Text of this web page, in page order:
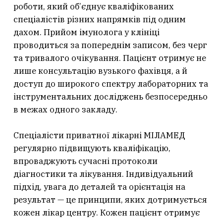
роботи, який об’єднує кваліфікованих
спеціалістів різних напрямків під одним
дахом. Прийом імунолога у клініці
проводиться за попереднім записом, без черг
та тривалого очікування. Пацієнт отримує не
лише консультацію вузького фахівця, а й
доступ до широкого спектру лабораторних та
інструментальних досліджень безпосередньо
в межах одного закладу.
Спеціалісти приватної лікарні МІЛАМЕД
регулярно підвищують кваліфікацію,
впроваджують сучасні протоколи
діагностики та лікування. Індивідуальний
підхід, увага до деталей та орієнтація на
результат — це принципи, яких дотримується
кожен лікар центру. Кожен пацієнт отримує